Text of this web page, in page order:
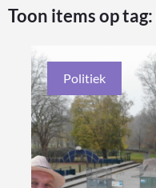
Toon items op tag:
Politiek